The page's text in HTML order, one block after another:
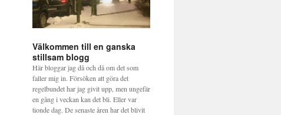
Välkommen till en ganska
stillsam blogg
Här bloggar jag då och då om det som
faller mig in. Försöken att göra det
regelbundet har jag givit upp, men ungefär
en gång i veckan kan det bli. Eller var
tionde dag. De senaste åren har det blivit